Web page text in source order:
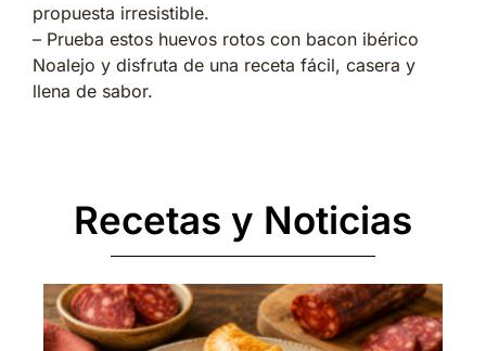
propuesta irresistible.
– Prueba estos huevos rotos con bacon ibérico
Noalejo y disfruta de una receta fácil, casera y
llena de sabor.
Recetas y Noticias